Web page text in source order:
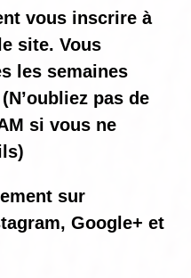
vous inscrire à
site. Vous
les semaines
pas de
si vous ne
sur
Google+ et